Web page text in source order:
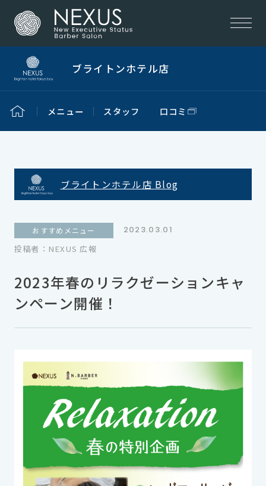
ブライトンホテル店 Blog
2023年春のリラクゼーションキャ
ンペーン開催！
おすすめメニュー
2023.03.01
投稿者：NEXUS 広報
ブライトンホテル店
メニュー スタッフ 口コミ